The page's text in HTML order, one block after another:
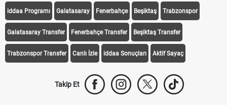
iddaa Programı Galatasaray Fenerbahçe Beşiktaş Trabzonspor
Galatasaray Transfer Fenerbahçe Transfer Beşiktaş Transfer
Trabzonspor Transfer Canlı İzle iddaa Sonuçları Aktif Sayaç
Takip Et